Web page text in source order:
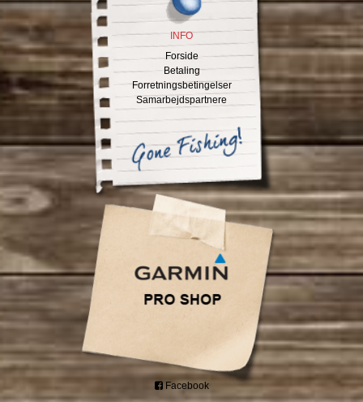
INFO
Forside
Betaling
Forretningsbetingelser
Samarbejdspartnere
Facebook